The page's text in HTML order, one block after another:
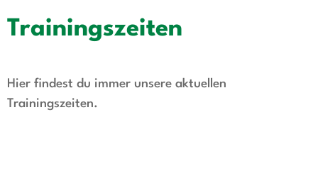
Trainingszeiten
Hier findest du immer unsere aktuellen
Trainingszeiten.